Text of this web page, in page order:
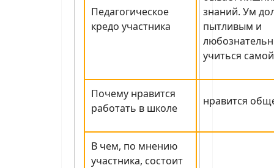
Педагогическое
кредо участника
знаний. Ум
пытливым и
учиться
Почему нравится
работать в школе
нравится
В чем, по мнению
участника, состоит